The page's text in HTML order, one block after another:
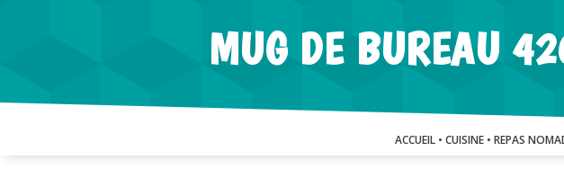
MUG DE BUREAU
ACCUEIL• CUISINE• REPAS